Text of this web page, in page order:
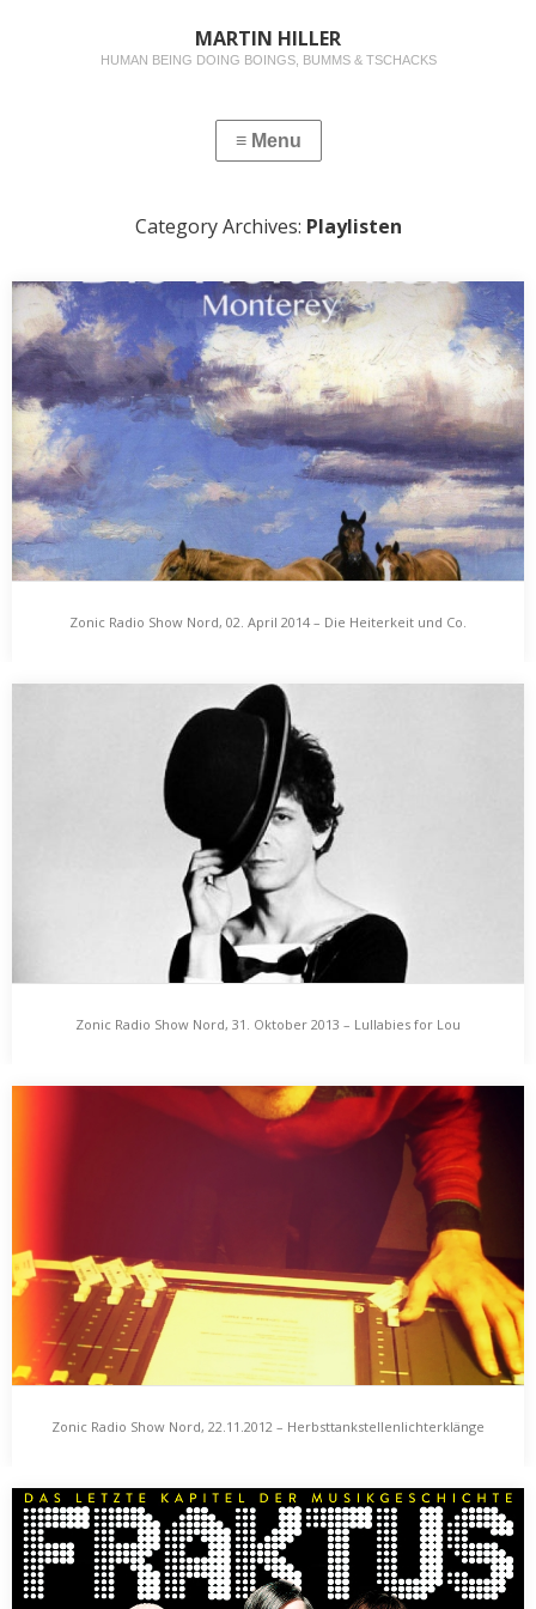
MARTIN HILLER
HUMAN BEING DOING BOINGS, BUMMS & TSCHACKS
Category Archives: Playlisten
Zonic Radio Show Nord, 02. April 2014 – Die
Heiterkeit und Co.
Vor rund zwei Jahren, anno 2012 brachte Die Heiterkeit ihr erstes
Album „Herz aus Gold“ heraus.…
Zonic Radio Show Nord, 02. April 2014 – Die Heiterkeit und Co.
Zonic Radio Show Nord, 31. Oktober 2013 – Lullabies
Die Zonic Radio Show Nord sendet nach Phlegma-, äh
Semesterpause jetzt wieder live! Auf neuem Sendeplatz,…
Zonic Radio Show Nord, 31. Oktober 2013 – Lullabies for Lou
Zonic Radio Show Nord, 22.11.2012 –
Herbsttankstellenlichterklänge
Heute mal eine eher rückblickende Zonic Radio Show, mit
Stücken des bisherigen, bald zu Ende geneigten…
Zonic Radio Show Nord, 22.11.2012 – Herbsttankstellenlichterklänge